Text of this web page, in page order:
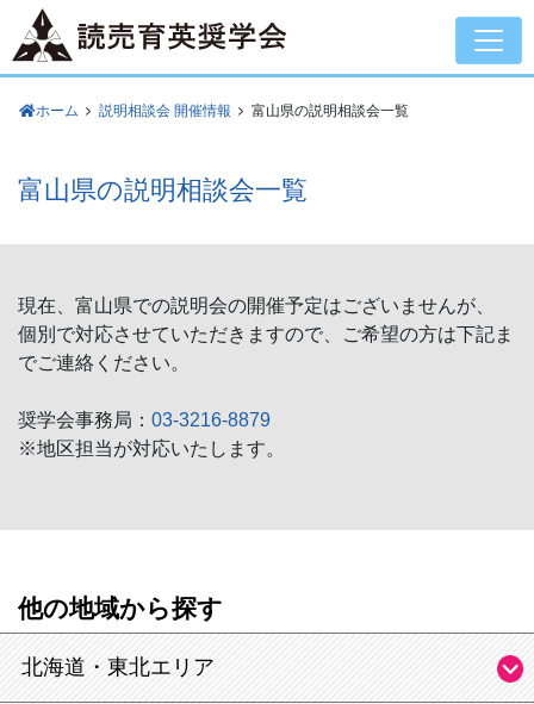
ホーム 説明相談会 開催情報 富山県の説明相談会一覧
富山県の説明相談会一覧
現在、富山県での説明会の開催予定はございませんが、
個別で対応させていただきますので、ご希望の方は下記ま
でご連絡ください。
奨学会事務局： 03-3216-8879
※地区担当が対応いたします。
他の地域から探す
北海道・東北エリア